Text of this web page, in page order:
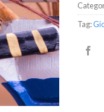
Tag: